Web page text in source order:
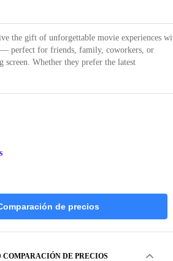
the gift of unforgettable movie experiences
perfect for friends, family, coworkers, or
screen. Whether they prefer the latest
de precios
DE PRECIOS